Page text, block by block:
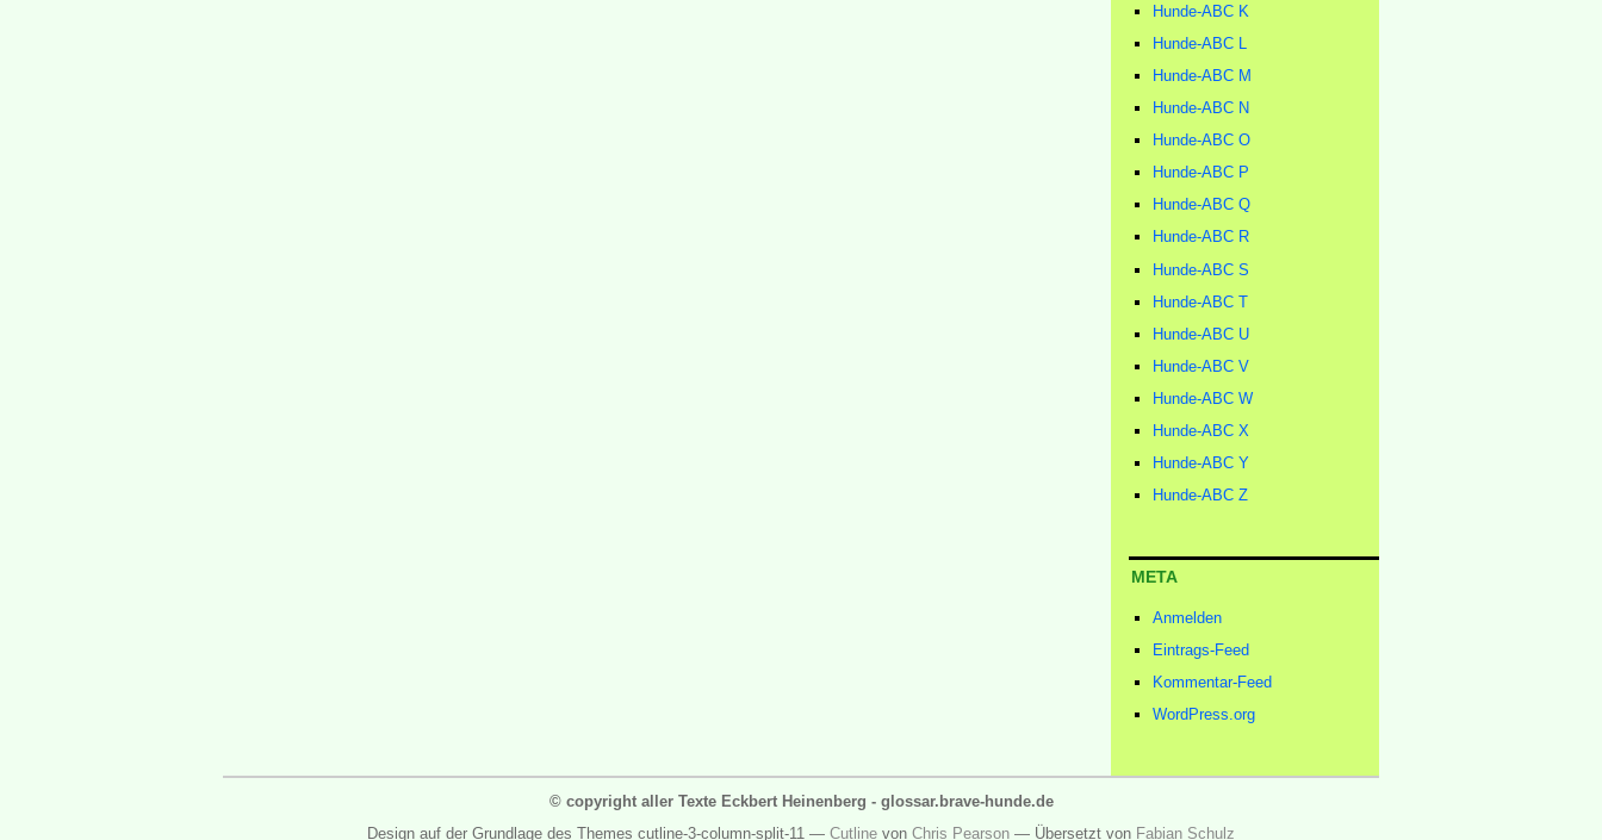
Hunde-ABC K
Hunde-ABC L
Hunde-ABC M
Hunde-ABC N
Hunde-ABC O
Hunde-ABC P
Hunde-ABC Q
Hunde-ABC R
Hunde-ABC S
Hunde-ABC T
Hunde-ABC U
Hunde-ABC V
Hunde-ABC W
Hunde-ABC X
Hunde-ABC Y
Hunde-ABC Z
META
Anmelden
Eintrags-Feed
Kommentar-Feed
WordPress.org
© copyright aller Texte Eckbert Heinenberg - glossar.brave-hunde.de
Design auf der Grundlage des Themes cutline-3-column-split-11 — Cutline von Chris Pearson — Übersetzt von Fabian Schulz